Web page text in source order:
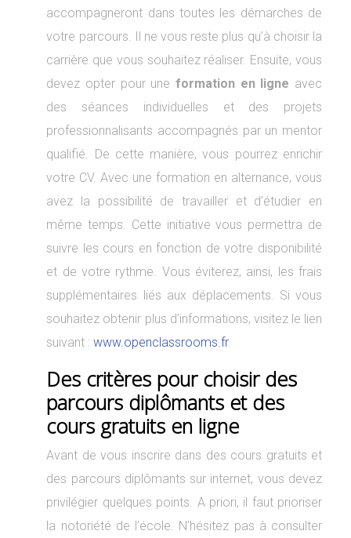
accompagneront dans toutes les démarches de
votre parcours. Il ne vous reste plus qu’à choisir la
carrière que vous souhaitez réaliser. Ensuite, vous
devez opter pour uneformation en ligne avec
des séances individuelles et des projets
professionnalisants accompagnés par un mentor
qualifié. De cette manière, vous pourrez enrichir
votre CV. Avec une formation en alternance, vous
avez la possibilité de travailler et d’étudier en
même temps. Cette initiative vous permettra de
suivre les cours en fonction de votre disponibilité
et de votre rythme. Vous éviterez, ainsi, les frais
supplémentaires liés aux déplacements. Si vous
souhaitez obtenir plus d’informations, visitez le lien
suivant :www.openclassrooms.fr.
Des critères pour choisir des
parcours diplômants et des
cours gratuits en ligne
Avant de vous inscrire dans des cours gratuits et
des parcours diplômants sur internet, vous devez
privilégier quelques points. A priori, il faut prioriser
la notoriété de l’école. N’hésitez pas à consulter